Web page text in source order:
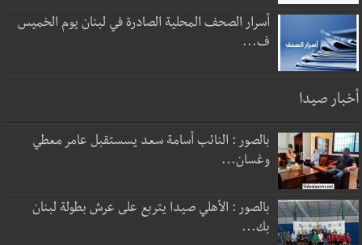
أسرار الصحف المحلية الصادرة في لبنان يوم الخميس
ف...
أخبار صيدا
بالصور : النائب أسامة سعد يسستقبل عامر معطي
وغسان...
بالصور : الأهلي صيدا يتربع على عرش بطولة لبنان
بك...